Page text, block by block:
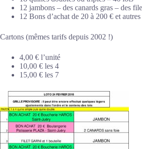
12 jambons – des canards gras – des
12 Bons d’achat de 20 à 200 € et
Cartons (mêmes tarifs depuis 2002 !)
4,00 € l’unité
10,00 € les 4
15,00 € les 7